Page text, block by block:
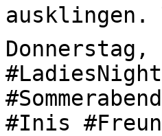
ausklingen.
#Inis